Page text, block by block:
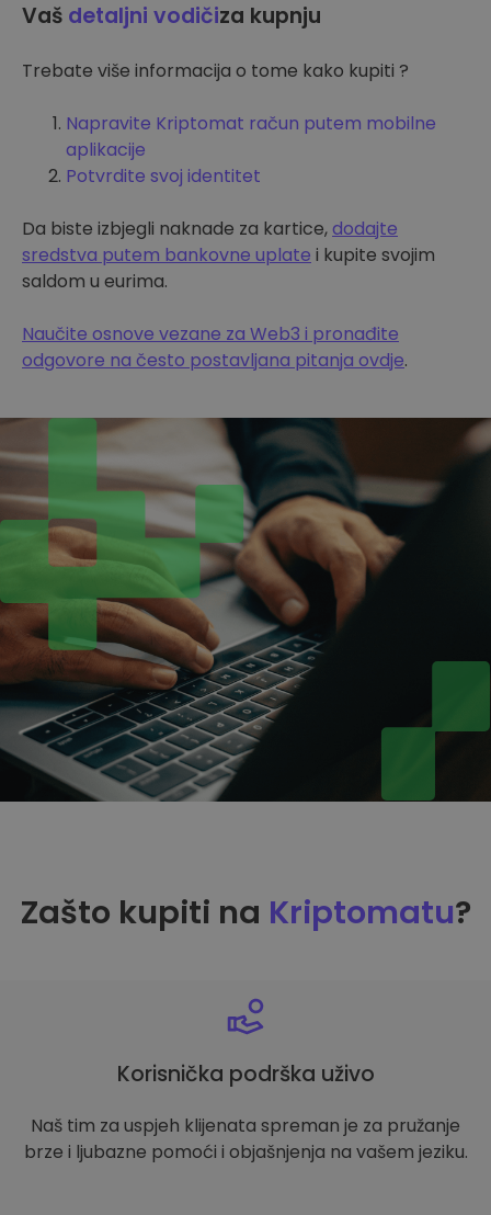
Vaš detaljni vodičiza kupnju
Trebate više informacija o tome kako kupiti ?
Napravite Kriptomat račun putem mobilne
aplikacije
Potvrdite svoj identitet
Da biste izbjegli naknade za kartice,dodajte
sredstva putem bankovne uplate i kupite svojim
saldom u eurima.
Naučite osnove vezane za Web3 i pronađite
odgovore na često postavljana pitanja ovdje.
Zašto kupiti na Kriptomatu?
Korisnička podrška uživo
Naš tim za uspjeh klijenata spreman je za pružanje
brze i ljubazne pomoći i objašnjenja na vašem jeziku.